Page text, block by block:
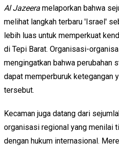
Al Jazeera melaporkan bahwa
melihat langkah terbaru 'Israel'
lebih luas untuk memperkuat
di Tepi Barat. Organisasi-
mengingatkan bahwa perubahan
dapat memperburuk ketegangan
tersebut.
Kecaman juga datang dari
organisasi regional yang menilai
dengan hukum internasional.